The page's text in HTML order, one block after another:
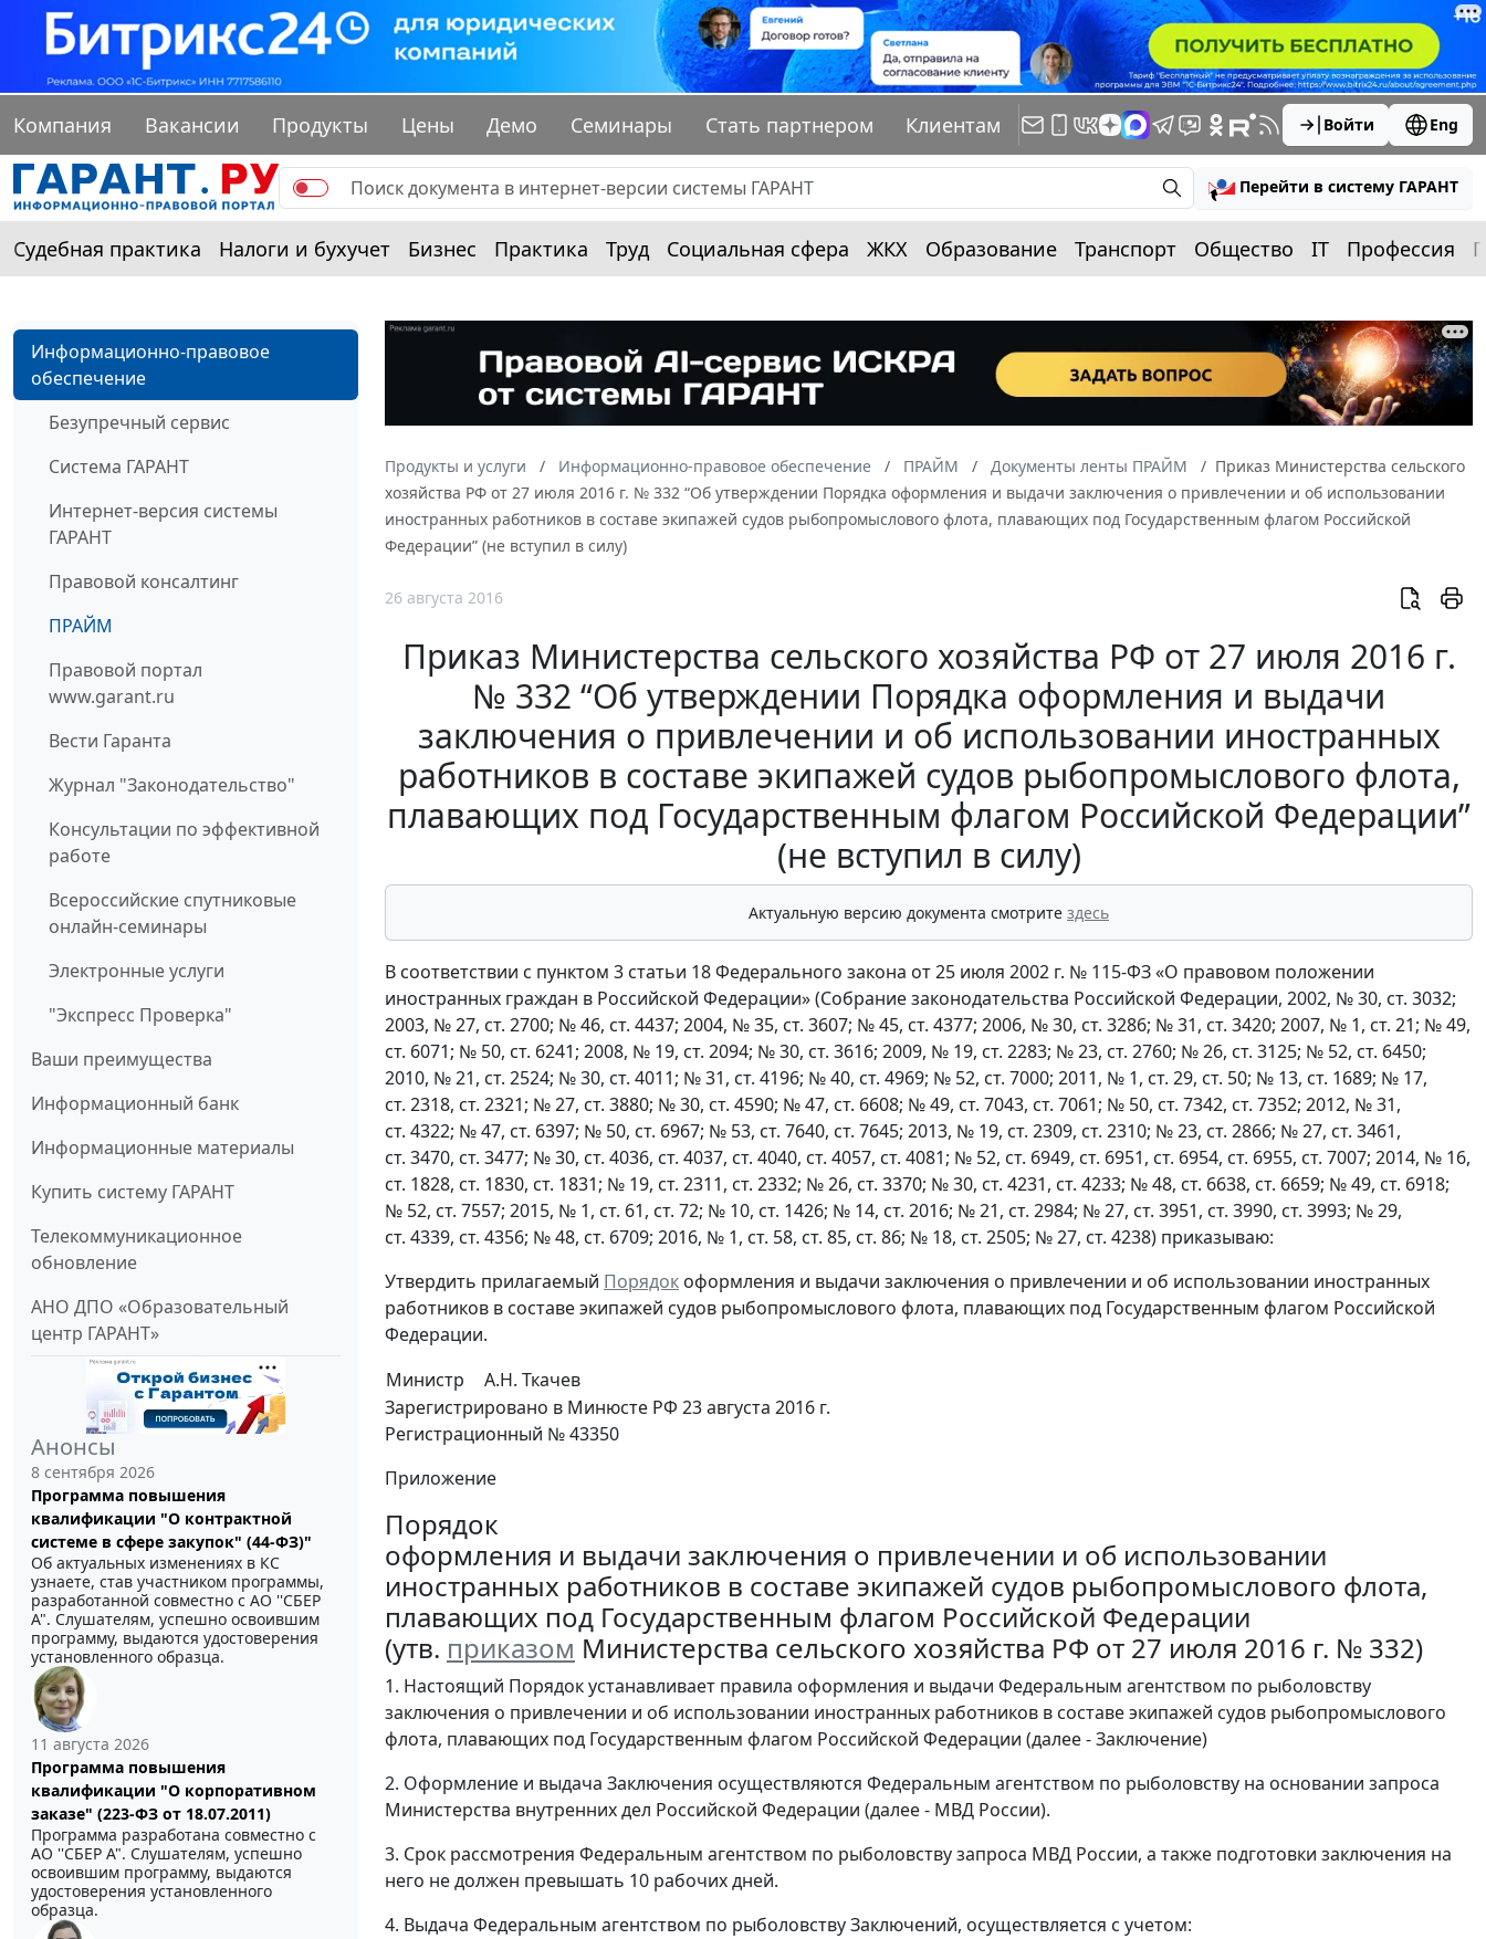
Компания Вакансии Продукты Цены Демо Семинары Стать партнером Клиентам Войти Eng
Перейти в систему ГАРАНТ
Судебная практика Налоги и бухучет Бизнес Практика Труд Социальная сфера ЖКХ Образование Транспорт Общество IT Профессия
Информационно-правовое
обеспечение
Безупречный сервис
Система ГАРАНТ
Интернет-версия системы
ГАРАНТ
Правовой консалтинг
ПРАЙМ
Правовой портал
www.garant.ru
Вести Гаранта
Журнал "Законодательство"
Консультации по эффективной
работе
Всероссийские спутниковые
онлайн-семинары
Электронные услуги
"Экспресс Проверка"
Ваши преимущества
Информационный банк
Информационные материалы
Купить систему ГАРАНТ
Телекоммуникационное
обновление
АНО ДПО «Образовательный
центр ГАРАНТ»
Анонсы
8 сентября 2026
Программа повышения
квалификации "О контрактной
системе в сфере закупок" (44-ФЗ)"
Об актуальных изменениях в КС
узнаете, став участником программы,
разработанной совместно с АО ''СБЕР
А". Слушателям, успешно освоившим
программу, выдаются удостоверения
установленного образца.
11 августа 2026
Программа повышения
квалификации "О корпоративном
заказе" (223-ФЗ от 18.07.2011)
Программа разработана совместно с
АО ''СБЕР А". Слушателям, успешно
освоившим программу, выдаются
удостоверения установленного
образца.
Продукты и услуги Информационно-правовое обеспечение ПРАЙМ Документы ленты ПРАЙМ
Приказ Министерства сельского
хозяйства РФ от 27 июля 2016 г. № 332 “Об утверждении Порядка оформления и выдачи заключения о привлечении и об использовании
иностранных работников в составе экипажей судов рыбопромыслового флота, плавающих под Государственным флагом Российской
Федерации” (не вступил в силу)
26 августа 2016
Приказ Министерства сельского хозяйства РФ от 27 июля 2016 г.
№ 332 “Об утверждении Порядка оформления и выдачи
заключения о привлечении и об использовании иностранных
работников в составе экипажей судов рыбопромыслового флота,
плавающих под Государственным флагом Российской Федерации”
(не вступил в силу)
Актуальную версию документа смотрите здесь
В соответствии с пунктом 3 статьи 18 Федерального закона от 25 июля 2002 г. № 115-ФЗ «О правовом положении
иностранных граждан в Российской Федерации» (Собрание законодательства Российской Федерации, 2002, № 30, ст. 3032;
2003, № 27, ст. 2700; № 46, ст. 4437; 2004, № 35, ст. 3607; № 45, ст. 4377; 2006, № 30, ст. 3286; № 31, ст. 3420; 2007, № 1, ст. 21; № 49,
ст. 6071; № 50, ст. 6241; 2008, № 19, ст. 2094; № 30, ст. 3616; 2009, № 19, ст. 2283; № 23, ст. 2760; № 26, ст. 3125; № 52, ст. 6450;
2010, № 21, ст. 2524; № 30, ст. 4011; № 31, ст. 4196; № 40, ст. 4969; № 52, ст. 7000; 2011, № 1, ст. 29, ст. 50; № 13, ст. 1689; № 17,
ст. 2318, ст. 2321; № 27, ст. 3880; № 30, ст. 4590; № 47, ст. 6608; № 49, ст. 7043, ст. 7061; № 50, ст. 7342, ст. 7352; 2012, № 31,
ст. 4322; № 47, ст. 6397; № 50, ст. 6967; № 53, ст. 7640, ст. 7645; 2013, № 19, ст. 2309, ст. 2310; № 23, ст. 2866; № 27, ст. 3461,
ст. 3470, ст. 3477; № 30, ст. 4036, ст. 4037, ст. 4040, ст. 4057, ст. 4081; № 52, ст. 6949, ст. 6951, ст. 6954, ст. 6955, ст. 7007; 2014, № 16,
ст. 1828, ст. 1830, ст. 1831; № 19, ст. 2311, ст. 2332; № 26, ст. 3370; № 30, ст. 4231, ст. 4233; № 48, ст. 6638, ст. 6659; № 49, ст. 6918;
№ 52, ст. 7557; 2015, № 1, ст. 61, ст. 72; № 10, ст. 1426; № 14, ст. 2016; № 21, ст. 2984; № 27, ст. 3951, ст. 3990, ст. 3993; № 29,
ст. 4339, ст. 4356; № 48, ст. 6709; 2016, № 1, ст. 58, ст. 85, ст. 86; № 18, ст. 2505; № 27, ст. 4238) приказываю:
Утвердить прилагаемый Порядок оформления и выдачи заключения о привлечении и об использовании иностранных
работников в составе экипажей судов рыбопромыслового флота, плавающих под Государственным флагом Российской
Федерации.
Министр
А.Н. Ткачев
Зарегистрировано в Минюсте РФ 23 августа 2016 г.
Регистрационный № 43350
Приложение
Порядок
оформления и выдачи заключения о привлечении и об использовании
иностранных работников в составе экипажей судов рыбопромыслового флота,
плавающих под Государственным флагом Российской Федерации
(утв. приказом Министерства сельского хозяйства РФ от 27 июля 2016 г. № 332)
1. Настоящий Порядок устанавливает правила оформления и выдачи Федеральным агентством по рыболовству
заключения о привлечении и об использовании иностранных работников в составе экипажей судов рыбопромыслового
флота, плавающих под Государственным флагом Российской Федерации (далее - Заключение)
2. Оформление и выдача Заключения осуществляются Федеральным агентством по рыболовству на основании запроса
Министерства внутренних дел Российской Федерации (далее - МВД России).
3. Срок рассмотрения Федеральным агентством по рыболовству запроса МВД России, а также подготовки заключения на
него не должен превышать 10 рабочих дней.
4. Выдача Федеральным агентством по рыболовству Заключений, осуществляется с учетом: